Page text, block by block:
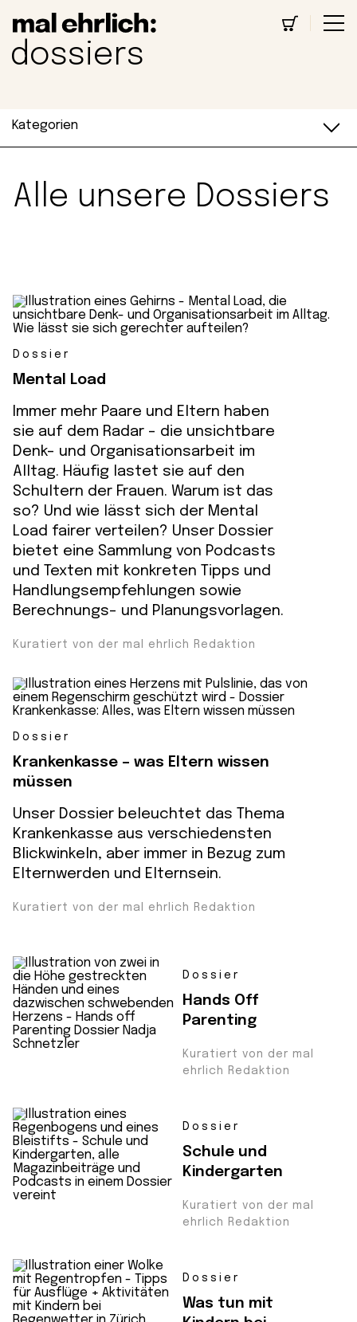
dossiers
Kategorien
Alle unsere Dossiers
Dossier
Mental Load
Immer mehr Paare und Eltern haben
sie auf dem Radar – die unsichtbare
Denk- und Organisationsarbeit im
Alltag. Häufig lastet sie auf den
Schultern der Frauen. Warum ist das
so? Und wie lässt sich der Mental
Load fairer verteilen? Unser Dossier
bietet eine Sammlung von Podcasts
und Texten mit konkreten Tipps und
Handlungsempfehlungen sowie
Berechnungs- und Planungsvorlagen.
Kuratiert von der mal ehrlich Redaktion
Dossier
Krankenkasse – was Eltern wissen
müssen
Unser Dossier beleuchtet das Thema
Krankenkasse aus verschiedensten
Blickwinkeln, aber immer in Bezug zum
Elternwerden und Elternsein.
Kuratiert von der mal ehrlich Redaktion
Dossier
Hands Off
Parenting
Kuratiert von der mal
ehrlich Redaktion
Dossier
Schule und
Kindergarten
Kuratiert von der mal
ehrlich Redaktion
Dossier
Was tun mit